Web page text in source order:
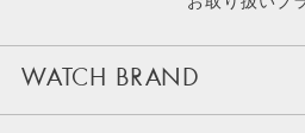
WATCH BRAND